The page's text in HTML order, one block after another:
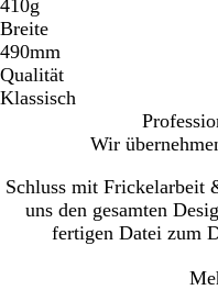
410g
Breite
490mm
Qualität
Klassisch
Wir
Schluss mit Frickelarbeit
uns den gesamten
fertigen Datei zum